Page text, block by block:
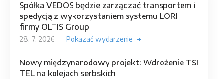
Spółka VEDOS będzie zarządzać transportem i
spedycją z wykorzystaniem systemu LORI
firmy OLTIS Group
28. 7. 2026 Pokazać wydarzenie
Nowy międzynarodowy projekt: Wdrożenie TSI
TEL na kolejach serbskich